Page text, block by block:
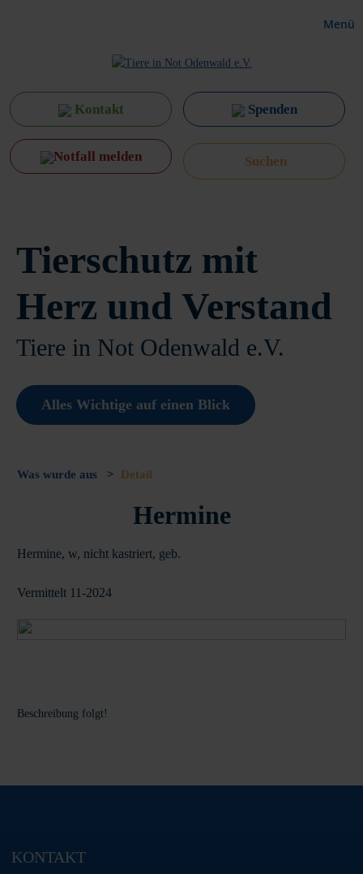
Menü
Kontakt Spenden
Notfall melden
Tierschutz mit
Herz und Verstand
Tiere in Not Odenwald e.V.
Alles Wichtige auf einen Blick
Was wurde aus > Detail
Hermine
Hermine, w, nicht kastriert, geb.
Vermittelt 11-2024
Beschreibung folgt!
KONTAKT